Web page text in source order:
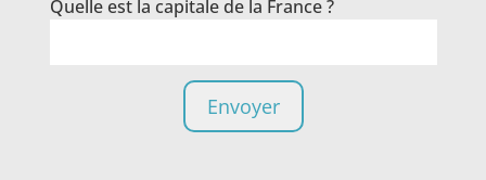
Quelle est la capitale de la France ?